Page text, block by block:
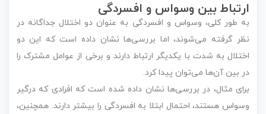
ارتباط بین وسواس و افسردگی
به طور کلی، وسواس و افسردگی به عنوان دو اختلال جداگانه در
نظر گرفته می‌شوند، اما بررسی‌ها نشان داده است که این دو
اختلال به شدت با یکدیگر ارتباط دارند و برخی از عوامل مشترک را
در بین آن‌ها می‌توان پیدا کرد.
برای مثال، در بررسی‌ها نشان داده شده است که افرادی که درگیر
وسواس هستند، احتمال ابتلا به افسردگی را بیشتر دارند. همچنین،